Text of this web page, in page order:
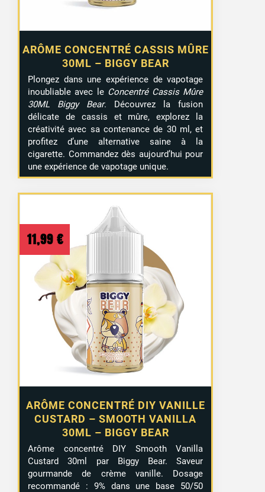
ARÔME CONCENTRÉ CASSIS MÛRE
30ML – BIGGY BEAR
Plongez dans une expérience de vapotage
inoubliable avec le Concentré Cassis Mûre
30ML Biggy Bear. Découvrez la fusion
délicate de cassis et mûre, explorez la
créativité avec sa contenance de 30 ml, et
profitez d’une alternative saine à la
cigarette. Commandez dès aujourd’hui pour
une expérience de vapotage unique.
ARÔME CONCENTRÉ DIY VANILLE
CUSTARD – SMOOTH VANILLA
30ML – BIGGY BEAR
11,99 €
Arôme concentré DIY Smooth Vanilla
Custard 30ml par Biggy Bear. Saveur
gourmande de crème vanille. Dosage
recommandé : 9% dans une base 50/50